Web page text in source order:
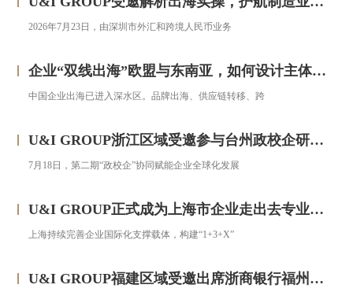
2026年7月23日，由深圳市外汇和跨境人民币业务
企业“双线出海”欧盟与东南亚，如何设计主体架构？——对话汇智集团
中国企业出海已进入深水区。品牌出海、供应链转移、跨
U&I GROUP浙江区域受邀参与台州政校企研修班，助力浙企搭建跨境投资合规框架
7月18日，第二期“政校企”协同赋能企业全球化发展
U&I GROUP正式成为上海市企业走出去专业服务联盟成员
上海持续完善企业国际化支撑载体，构建“1+3+X”
U&I GROUP福建区域受邀出席浙商银行福州分行跨境金融服务宣讲会圆满落幕